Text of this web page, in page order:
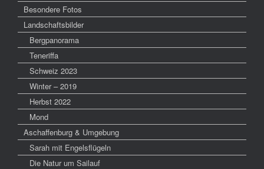
Besondere Fotos
Landschaftsbilder
Bergpanorama
Teneriffa
Schweiz 2023
Winter – 2019
Herbst 2022
Mond
Aschaffenburg & Umgebung
Sarah mit Engelsflügeln
Die Natur um Sailauf